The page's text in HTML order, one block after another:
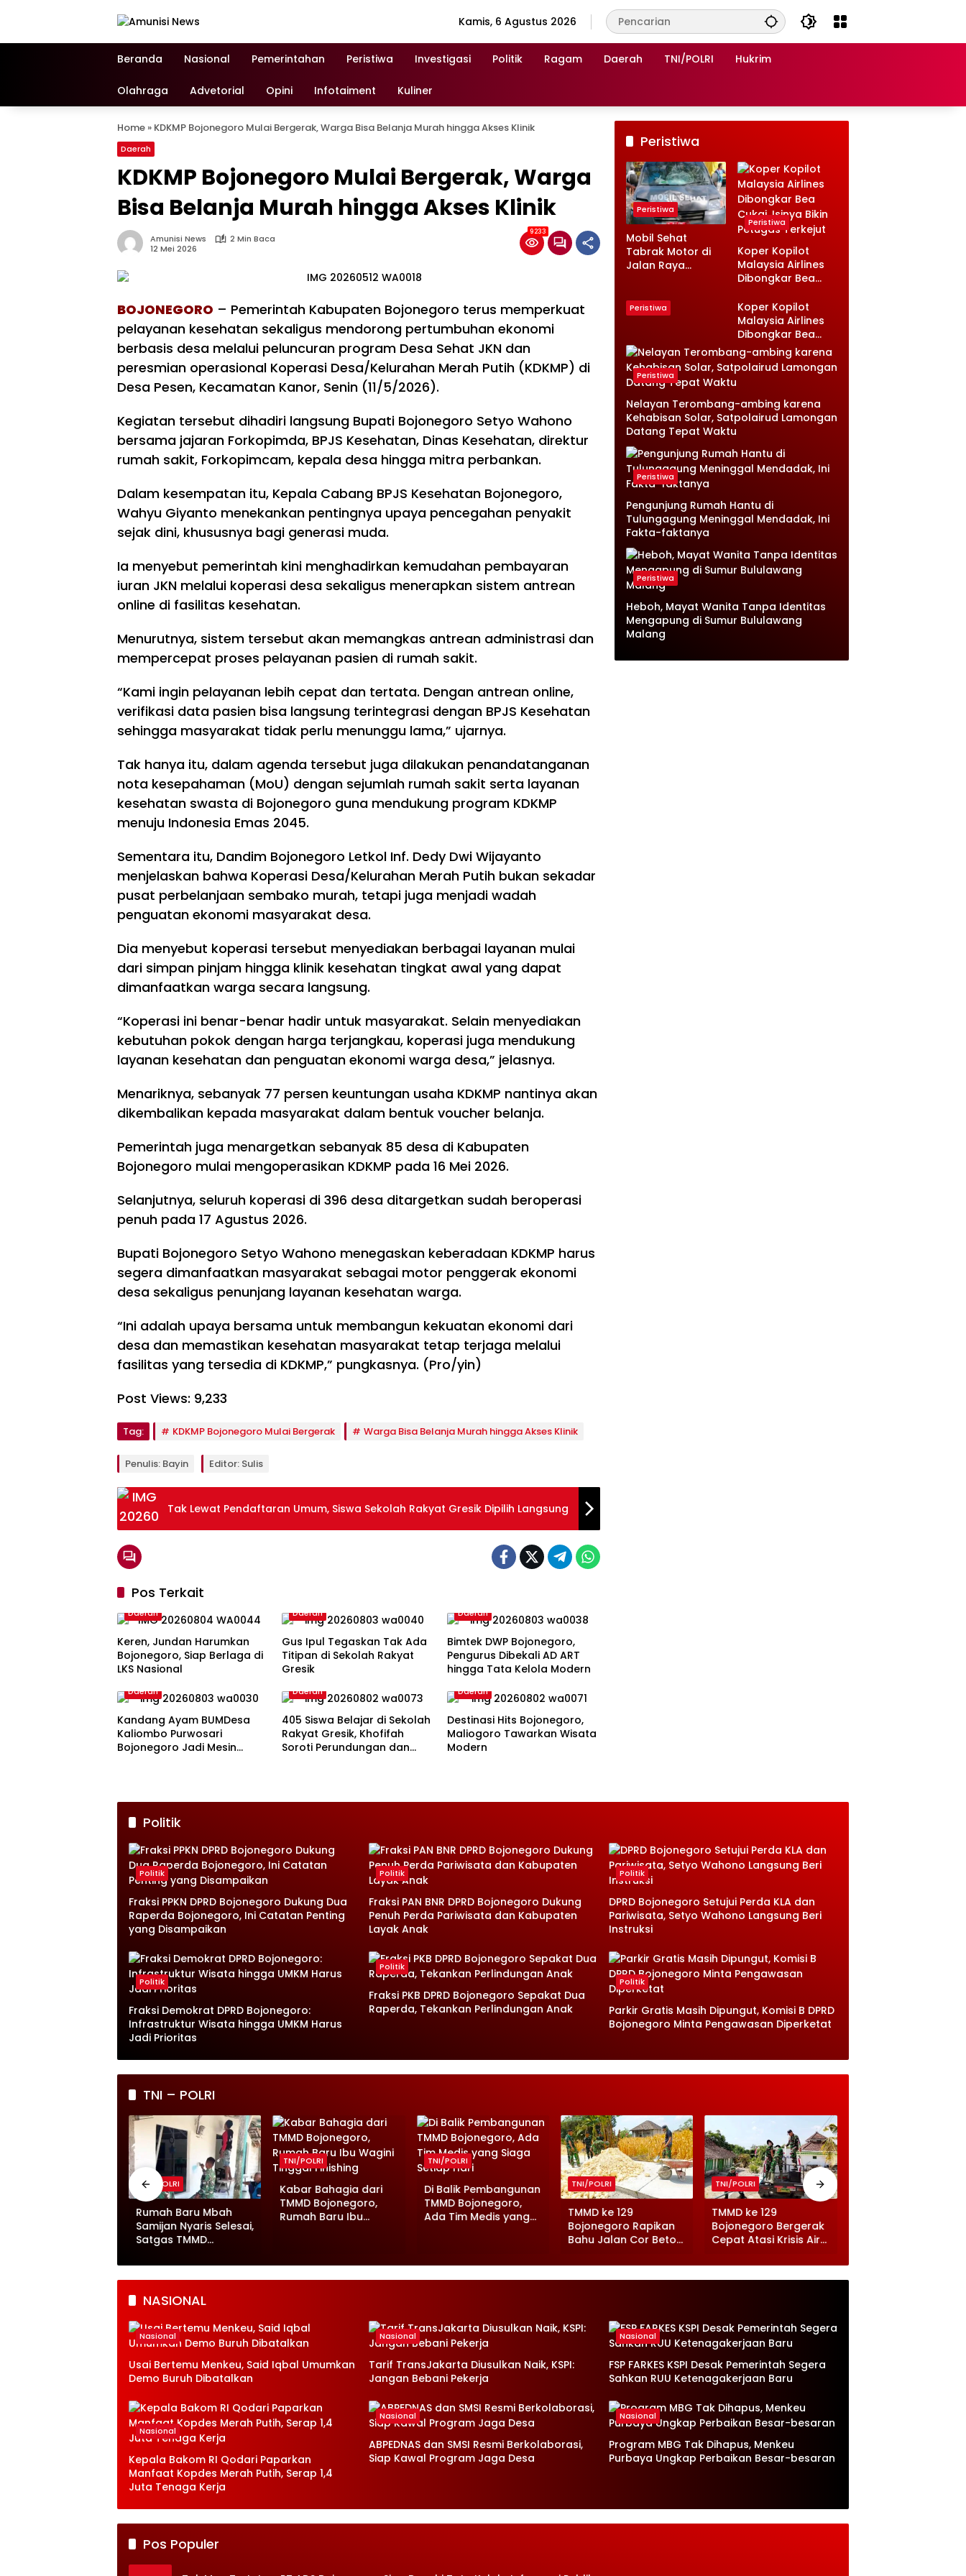
Kamis, 6 Agustus 2026
Beranda Nasional Pemerintahan Peristiwa Investigasi Politik Ragam Daerah TNI/POLRI Hukrim
Olahraga Advetorial Opini Infotaiment Kuliner
Home » KDKMP Bojonegoro Mulai Bergerak, Warga Bisa Belanja Murah hingga Akses Klinik
Daerah
KDKMP Bojonegoro Mulai Bergerak, Warga
Bisa Belanja Murah hingga Akses Klinik
Amunisi News
2 Min Baca
12 Mei 2026
9233
BOJONEGORO – Pemerintah Kabupaten Bojonegoro terus memperkuat
pelayanan kesehatan sekaligus mendorong pertumbuhan ekonomi
berbasis desa melalui peluncuran program Desa Sehat JKN dan
peresmian operasional Koperasi Desa/Kelurahan Merah Putih (KDKMP) di
Desa Pesen, Kecamatan Kanor, Senin (11/5/2026).
Kegiatan tersebut dihadiri langsung Bupati Bojonegoro Setyo Wahono
bersama jajaran Forkopimda, BPJS Kesehatan, Dinas Kesehatan, direktur
rumah sakit, Forkopimcam, kepala desa hingga mitra perbankan.
Dalam kesempatan itu, Kepala Cabang BPJS Kesehatan Bojonegoro,
Wahyu Giyanto menekankan pentingnya upaya pencegahan penyakit
sejak dini, khususnya bagi generasi muda.
Ia menyebut pemerintah kini menghadirkan kemudahan pembayaran
iuran JKN melalui koperasi desa sekaligus menerapkan sistem antrean
online di fasilitas kesehatan.
Menurutnya, sistem tersebut akan memangkas antrean administrasi dan
mempercepat proses pelayanan pasien di rumah sakit.
“Kami ingin pelayanan lebih cepat dan tertata. Dengan antrean online,
verifikasi data pasien bisa langsung terintegrasi dengan BPJS Kesehatan
sehingga masyarakat tidak perlu menunggu lama,” ujarnya.
Tak hanya itu, dalam agenda tersebut juga dilakukan penandatanganan
nota kesepahaman (MoU) dengan sejumlah rumah sakit serta layanan
kesehatan swasta di Bojonegoro guna mendukung program KDKMP
menuju Indonesia Emas 2045.
Sementara itu, Dandim Bojonegoro Letkol Inf. Dedy Dwi Wijayanto
menjelaskan bahwa Koperasi Desa/Kelurahan Merah Putih bukan sekadar
pusat perbelanjaan sembako murah, tetapi juga menjadi wadah
penguatan ekonomi masyarakat desa.
Dia menyebut koperasi tersebut menyediakan berbagai layanan mulai
dari simpan pinjam hingga klinik kesehatan tingkat awal yang dapat
dimanfaatkan warga secara langsung.
“Koperasi ini benar-benar hadir untuk masyarakat. Selain menyediakan
kebutuhan pokok dengan harga terjangkau, koperasi juga mendukung
layanan kesehatan dan penguatan ekonomi warga desa,” jelasnya.
Menariknya, sebanyak 77 persen keuntungan usaha KDKMP nantinya akan
dikembalikan kepada masyarakat dalam bentuk voucher belanja.
Pemerintah juga menargetkan sebanyak 85 desa di Kabupaten
Bojonegoro mulai mengoperasikan KDKMP pada 16 Mei 2026.
Selanjutnya, seluruh koperasi di 396 desa ditargetkan sudah beroperasi
penuh pada 17 Agustus 2026.
Bupati Bojonegoro Setyo Wahono menegaskan keberadaan KDKMP harus
segera dimanfaatkan masyarakat sebagai motor penggerak ekonomi
desa sekaligus penunjang layanan kesehatan warga.
“Ini adalah upaya bersama untuk membangun kekuatan ekonomi dari
desa dan memastikan kesehatan masyarakat tetap terjaga melalui
fasilitas yang tersedia di KDKMP,” pungkasnya. (Pro/yin)
Post Views: 9,233
Tag: KDKMP Bojonegoro Mulai Bergerak Warga Bisa Belanja Murah hingga Akses Klinik
Penulis: Bayin Editor: Sulis
Tak Lewat Pendaftaran Umum, Siswa Sekolah Rakyat Gresik Dipilih Langsung
Pos Terkait
Daerah
Keren, Jundan Harumkan
Bojonegoro, Siap Berlaga di
LKS Nasional
Daerah
Gus Ipul Tegaskan Tak Ada
Titipan di Sekolah Rakyat
Gresik
Daerah
Bimtek DWP Bojonegoro,
Pengurus Dibekali AD ART
hingga Tata Kelola Modern
Daerah
Kandang Ayam BUMDesa
Kaliombo Purwosari
Bojonegoro Jadi Mesin
Daerah
405 Siswa Belajar di Sekolah
Rakyat Gresik, Khofifah
Soroti Perundungan dan
Daerah
Destinasi Hits Bojonegoro,
Maliogoro Tawarkan Wisata
Modern
Peristiwa
Peristiwa
Mobil Sehat
Tabrak Motor di
Jalan Raya
Kronologinya
Peristiwa
Koper Kopilot
Malaysia Airlines
Dibongkar Bea
Petugas Terkejut
Peristiwa
Koper Kopilot
Malaysia Airlines
Dibongkar Bea
Cukai, Isinya Bikin
Petugas Terkejut
Peristiwa
Nelayan Terombang-ambing karena
Kehabisan Solar, Satpolairud Lamongan
Datang Tepat Waktu
Peristiwa
Pengunjung Rumah Hantu di
Tulungagung Meninggal Mendadak, Ini
Fakta-faktanya
Peristiwa
Heboh, Mayat Wanita Tanpa Identitas
Mengapung di Sumur Bululawang
Malang
Politik
Politik
Fraksi PPKN DPRD Bojonegoro Dukung Dua
Raperda Bojonegoro, Ini Catatan Penting
yang Disampaikan
Politik
Fraksi PAN BNR DPRD Bojonegoro Dukung
Penuh Perda Pariwisata dan Kabupaten
Layak Anak
Politik
DPRD Bojonegoro Setujui Perda KLA dan
Pariwisata, Setyo Wahono Langsung Beri
Instruksi
Politik
Fraksi Demokrat DPRD Bojonegoro:
Infrastruktur Wisata hingga UMKM Harus
Jadi Prioritas
Politik
Fraksi PKB DPRD Bojonegoro Sepakat Dua
Raperda, Tekankan Perlindungan Anak
Politik
Parkir Gratis Masih Dipungut, Komisi B DPRD
Bojonegoro Minta Pengawasan Diperketat
TNI – POLRI
TNI/POLRI
Rumah Baru Mbah
Samijan Nyaris Selesai,
Satgas TMMD
Finishing
TNI/POLRI
Kabar Bahagia dari
TMMD Bojonegoro,
Rumah Baru Ibu
TNI/POLRI
Di Balik Pembangunan
TMMD Bojonegoro,
Ada Tim Medis yang
TNI/POLRI
TMMD ke 129
Bojonegoro Rapikan
Bahu Jalan Cor Beton
Warga
TNI/POLRI
TMMD ke 129
Bojonegoro Bergerak
Cepat Atasi Krisis Air
Kesongo
NASIONAL
Nasional
Usai Bertemu Menkeu, Said Iqbal Umumkan
Demo Buruh Dibatalkan
Nasional
Tarif TransJakarta Diusulkan Naik, KSPI:
Jangan Bebani Pekerja
Nasional
FSP FARKES KSPI Desak Pemerintah Segera
Sahkan RUU Ketenagakerjaan Baru
Nasional
Kepala Bakom RI Qodari Paparkan
Manfaat Kopdes Merah Putih, Serap 1,4
Juta Tenaga Kerja
Nasional
ABPEDNAS dan SMSI Resmi Berkolaborasi,
Siap Kawal Program Jaga Desa
Nasional
Program MBG Tak Dihapus, Menkeu
Purbaya Ungkap Perbaikan Besar-besaran
Pos Populer